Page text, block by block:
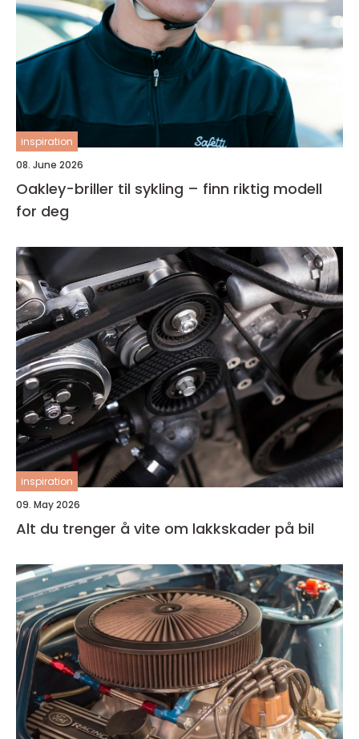
inspiration
08. June 2026
Oakley-briller til sykling – finn riktig modell
for deg
inspiration
09. May 2026
Alt du trenger å vite om lakkskader på bil